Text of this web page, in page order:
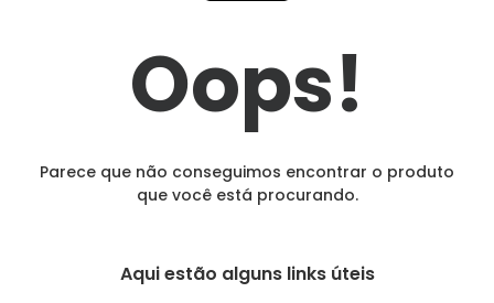
Oops!
Parece que não conseguimos encontrar o produto
que você está procurando.
Aqui estão alguns links úteis